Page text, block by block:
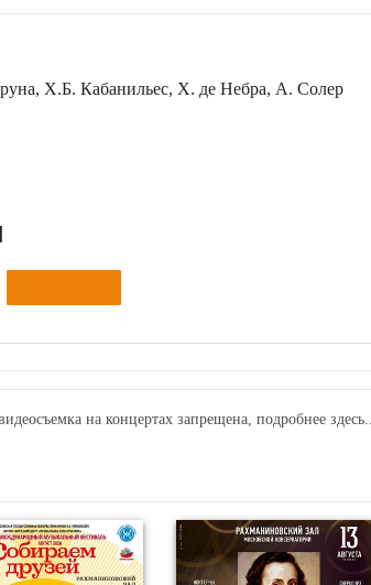
Х.Б. Кабанильес, Х. де Небра, А. Солер
на концертах запрещена,подробнее здесь...